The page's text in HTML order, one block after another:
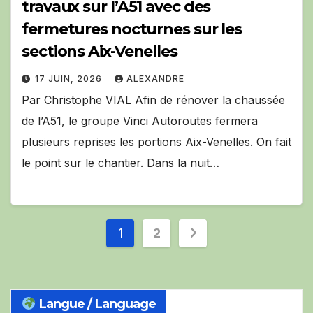
travaux sur l’A51 avec des
fermetures nocturnes sur les
sections Aix-Venelles
17 JUIN, 2026 ALEXANDRE
Par Christophe VIAL Afin de rénover la chaussée
de l’A51, le groupe Vinci Autoroutes fermera
plusieurs reprises les portions Aix-Venelles. On fait
le point sur le chantier. Dans la nuit…
Pagination
publications
1 2
Langue / Language